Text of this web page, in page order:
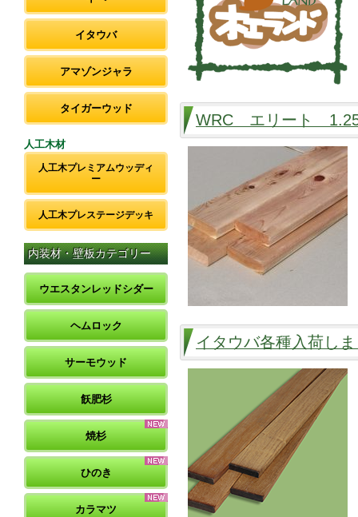
イタウバ
アマゾンジャラ
タイガーウッド
人工木材
人工木プレミアムウッディ
ー
人工木プレステージデッキ
内装材・壁板カテゴリー
ウエスタンレッドシダー
ヘムロック
サーモウッド
飫肥杉
焼杉
ひのき
カラマツ
WRC エリート
イタウバ各種入荷し